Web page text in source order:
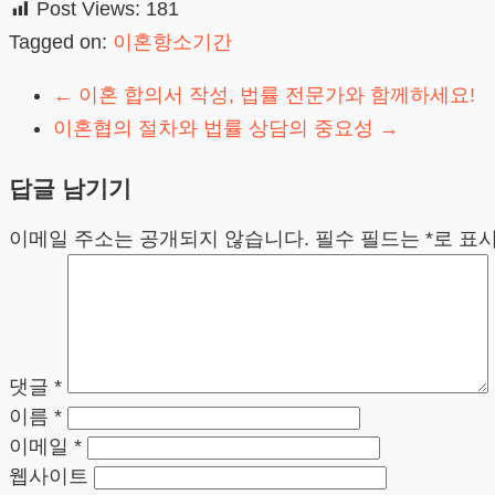
Post Views: 181
Tagged on: 이혼항소기간
← 이혼 합의서 작성, 법률 전문가와 함께하세요!
이혼협의 절차와 법률 상담의 중요성 →
답글 남기기
이메일 주소는 공개되지 않습니다. 필수 필드는 *로 표
댓글 *
이름 *
이메일 *
웹사이트